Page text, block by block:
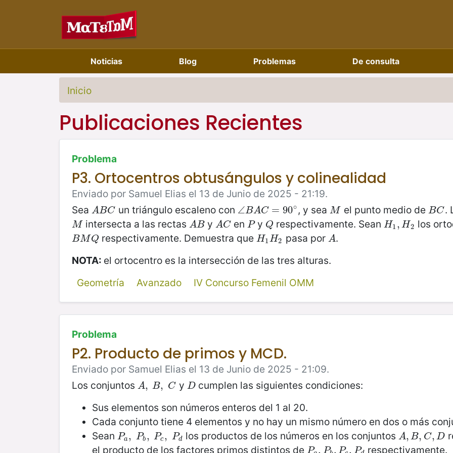
Noticias Blog Problemas De consulta
Inicio
Publicaciones Recientes
Problema
P3. Ortocentros obtusángulos y colinealidad
Enviado por Samuel Elias el 13 de Junio de 2025 - 21:19.
Sea A BC
ABC un triángulo escaleno con ∠ BAC = 90∘
∠BAC= 90∘ , y sea M
M el punto medio de BC
BC .
M
M intersecta a las rectas A B
AB y AC
AC en P
Py Q
Q respectivamente. Sean H1, H2
H1 ,H2 los
BMQ
BMQ respectivamente. Demuestra que H1 H2
H1H2 pasa por A
A.
NOTA: el ortocentro es la intersección de las tres alturas.
Geometría
Avanzado IV Concurso Femenil OMM
Problema
P2. Producto de primos y MCD.
Enviado por Samuel Elias el 13 de Junio de 2025 - 21:09.
Los conjuntos A, B, C
A, B, C y D
Dcumplen las siguientes condiciones:
Sus elementos son números enteros del 1 al 20.
Cada conjunto tiene 4 elementos y no hay un mismo número en dos o más
Sean Pa, Pb , Pc , Pd
Pa, Pb, Pc, Pd los productos de los números en los conjuntos A, B, C, D
A,B,C ,D
el producto de los factores primos distintos de P , P , P , P
Pa, Pb,Pc,Pd respectivamente.